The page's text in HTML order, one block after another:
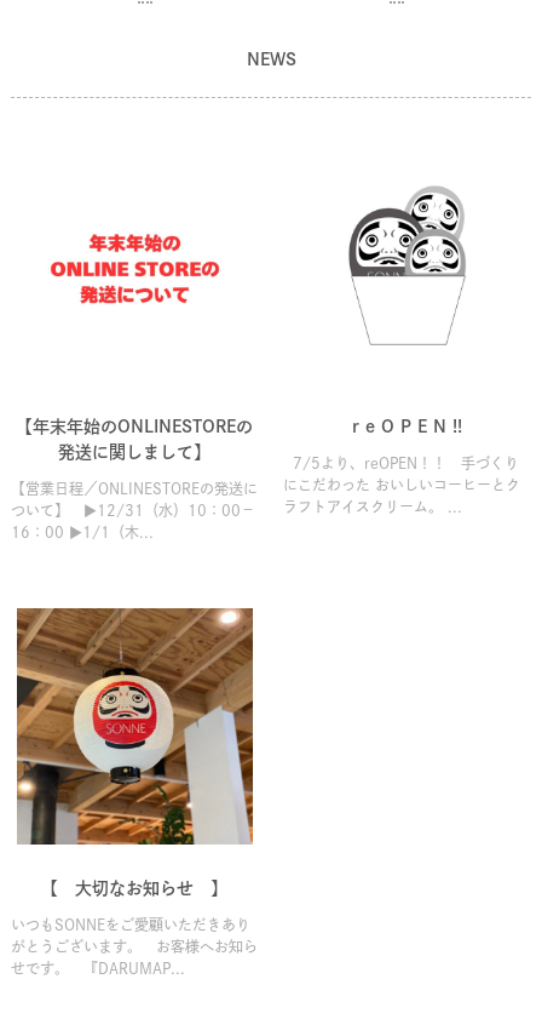
NEWS
【年末年始のONLINESTOREの
発送に関しまして】
【営業日程／ONLINESTOREの発送に
ついて】 ▶12/31（水）10：00－
16：00 ▶1/1（木...
r e O P E N !!
7/5より、reOPEN！！ 手づくり
にこだわった おいしいコーヒーとク
ラフトアイスクリーム。 ...
【 大切なお知らせ 】
いつもSONNEをご愛顧いただきあり
がとうございます。 お客様へお知ら
せです。 『DARUMAP...